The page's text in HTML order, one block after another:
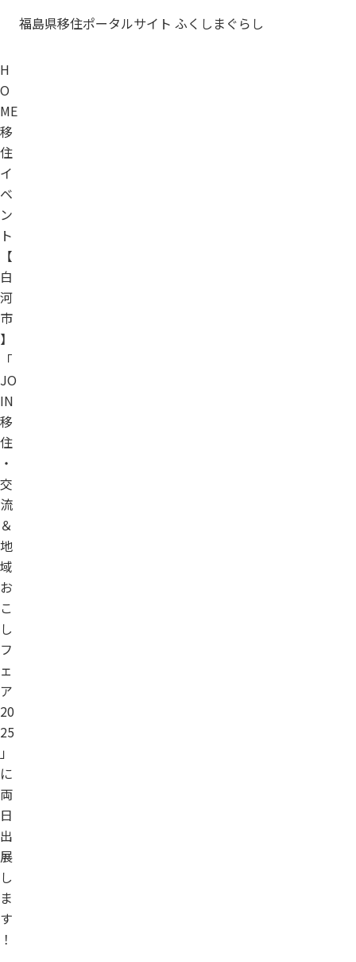
福島県移住ポータルサイト ふくしまぐらし
H
O
ME
移
住
イ
ベ
ン
ト
【
白
河
市
】
「
JO
IN
移
住
・
交
流
＆
地
域
お
こ
し
フ
ェ
ア
20
25
」
に
両
日
出
展
し
ま
す
！